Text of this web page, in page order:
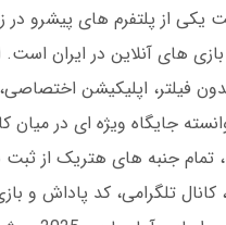
یکی از پلتفرم های پیشرو در
های آنلاین در ایران است.
فیلتر، اپلیکیشن
جایگاه ویژه ای در میان
تمام جنبه های هتریک از ثبت
تلگرامی، کد پاداش و